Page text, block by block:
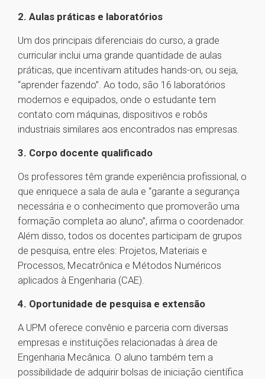
2. Aulas práticas e laboratórios
Um dos principais diferenciais do curso, a grade
curricular inclui uma grande quantidade de aulas
práticas, que incentivam atitudes hands-on, ou seja,
“aprender fazendo”. Ao todo, são 16 laboratórios
modernos e equipados, onde o estudante tem
contato com máquinas, dispositivos e robôs
industriais similares aos encontrados nas empresas.
3. Corpo docente qualificado
Os professores têm grande experiência profissional, o
que enriquece a sala de aula e “garante a segurança
necessária e o conhecimento que promoverão uma
formação completa ao aluno”, afirma o coordenador.
Além disso, todos os docentes participam de grupos
de pesquisa, entre eles: Projetos, Materiais e
Processos, Mecatrônica e Métodos Numéricos
aplicados à Engenharia (CAE).
4. Oportunidade de pesquisa e extensão
A UPM oferece convênio e parceria com diversas
empresas e instituições relacionadas à área de
Engenharia Mecânica. O aluno também tem a
possibilidade de adquirir bolsas de iniciação científica